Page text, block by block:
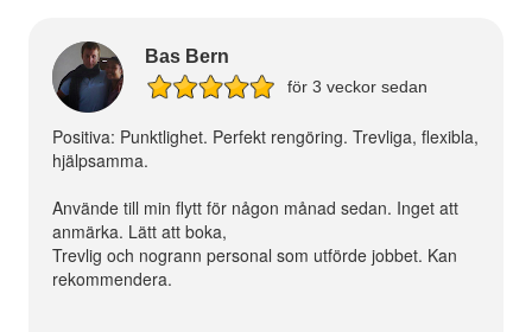
Bas Bern
för 3 veckor sedan
Positiva: Punktlighet. Perfekt rengöring. Trevliga, flexibla,
hjälpsamma.
Använde till min flytt för någon månad sedan. Inget att
anmärka. Lätt att boka,
Trevlig och nogrann personal som utförde jobbet. Kan
rekommendera.